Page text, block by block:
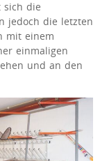
sich die
jedoch die letzten
mit einem
einmaligen
und an den